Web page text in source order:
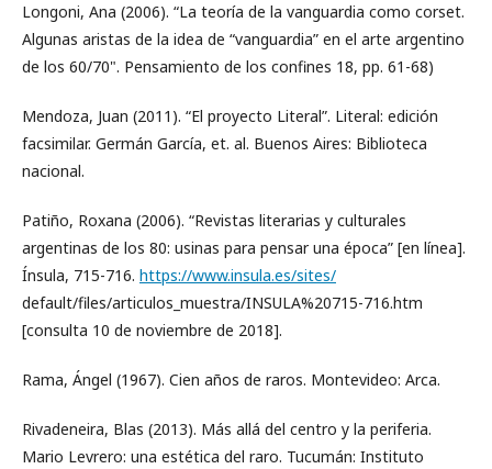
Longoni, Ana (2006). “La teoría de la vanguardia como corset.
Algunas aristas de la idea de “vanguardia” en el arte argentino
de los 60/70". Pensamiento de los confines 18, pp. 61-68)
Mendoza, Juan (2011). “El proyecto Literal”. Literal: edición
facsimilar. Germán García, et. al. Buenos Aires: Biblioteca
nacional.
Patiño, Roxana (2006). “Revistas literarias y culturales
argentinas de los 80: usinas para pensar una época” [en línea].
Ínsula, 715-716. https://www.insula.es/sites/
default/files/articulos_muestra/INSULA%20715-716.htm
[consulta 10 de noviembre de 2018].
Rama, Ángel (1967). Cien años de raros. Montevideo: Arca.
Rivadeneira, Blas (2013). Más allá del centro y la periferia.
Mario Levrero: una estética del raro. Tucumán: Instituto